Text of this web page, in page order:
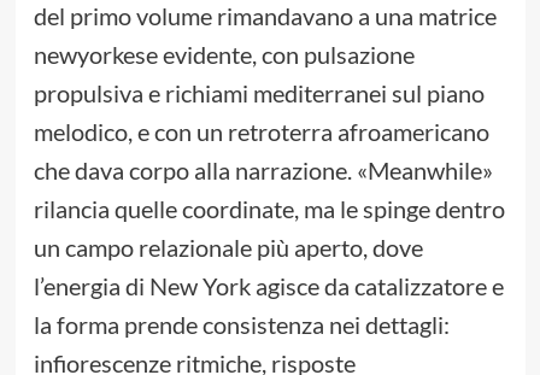
del primo volume rimandavano a una matrice
newyorkese evidente, con pulsazione
propulsiva e richiami mediterranei sul piano
melodico, e con un retroterra afroamericano
che dava corpo alla narrazione. «Meanwhile»
rilancia quelle coordinate, ma le spinge dentro
un campo relazionale più aperto, dove
l’energia di New York agisce da catalizzatore e
la forma prende consistenza nei dettagli:
infiorescenze ritmiche, risposte